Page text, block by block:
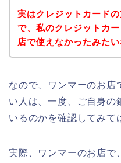
実はクレジットカード
で、私のクレジットカ
店で使えなかったみた
なので、ワンマーのお店
い人は、一度、ご自身の
いるのかを確認してみて
実際、ワンマーのお店で